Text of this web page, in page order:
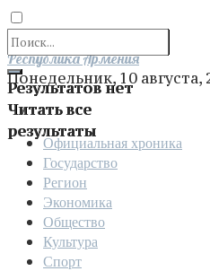
Результатов нет
Читать все
результаты
Отправить
Республика Армения
Понедельник, 10 августа,
Официальная хроника
Государство
Регион
Экономика
Общество
Культура
Спорт